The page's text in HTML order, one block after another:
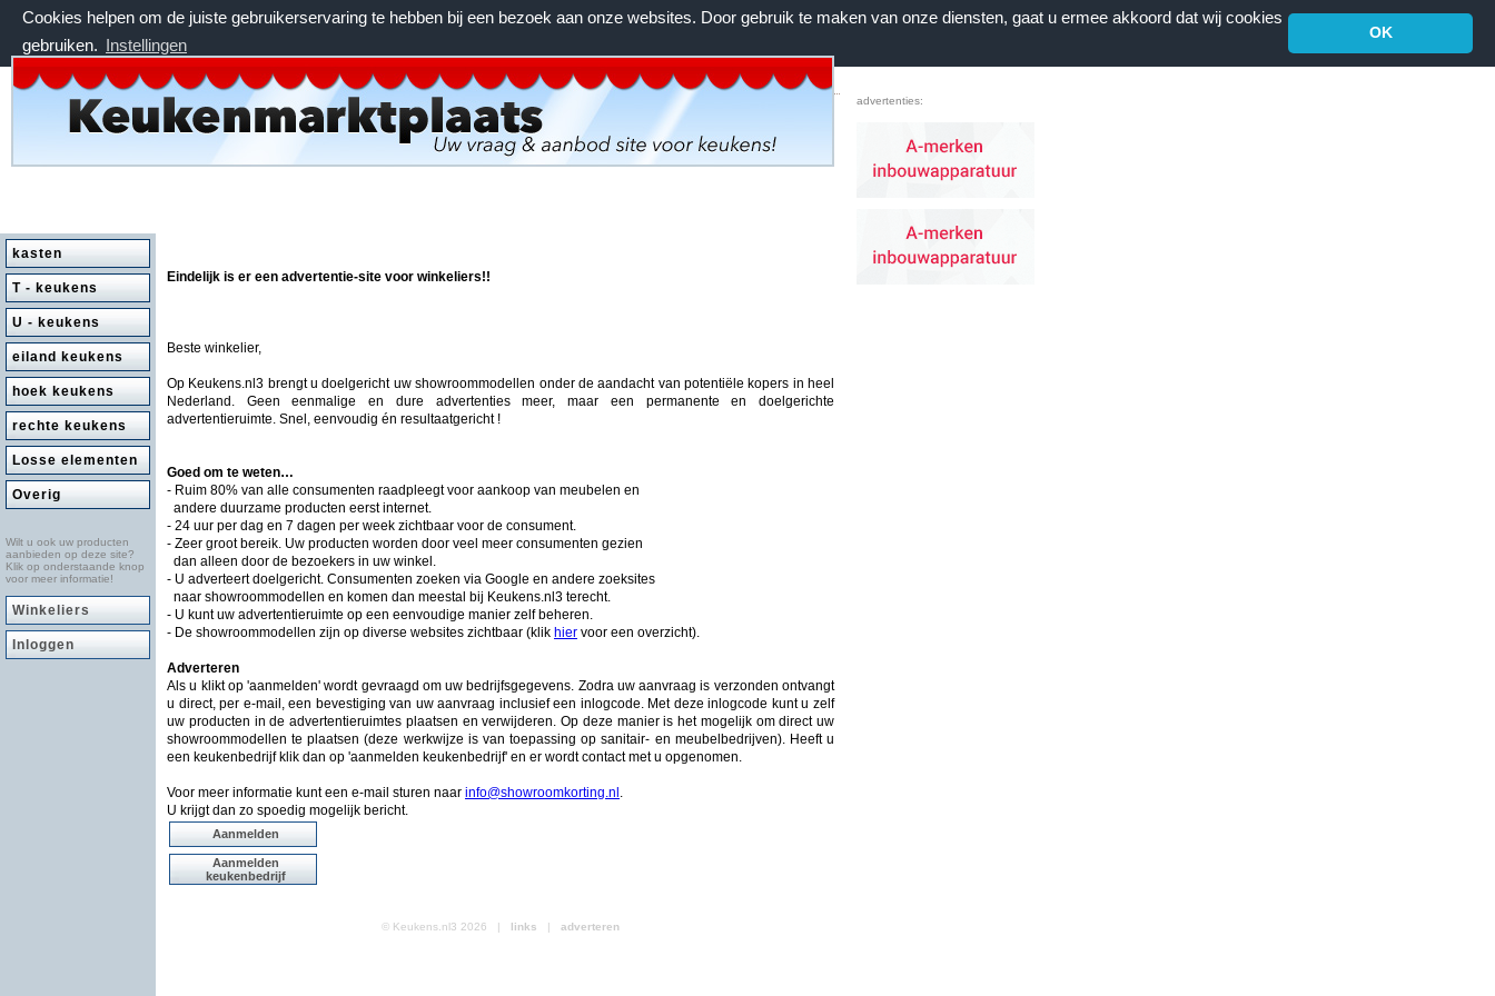
Cookies helpen om de juiste gebruikerservaring te hebben bij een bezoek aan onze websites. Door gebruik te maken van onze diensten, gaat u ermee akkoord dat wij cookies
gebruiken. Instellingen
OK
vrijdag 7 augustus 2026, 03:32 uur
Home | Voorwaarden | Contact Favorieten
advertenties:
kasten
T - keukens
U - keukens
eiland keukens
hoek keukens
rechte keukens
Losse elementen
Overig
Wilt u ook uw producten
aanbieden op deze site?
Klik op onderstaande knop
voor meer informatie!
Winkeliers
Inloggen
Eindelijk is er een advertentie-site voor winkeliers!!
Beste winkelier,
Op Keukens.nl3 brengt u doelgericht uw showroommodellen onder de aandacht van potentiële kopers in heel
Nederland. Geen eenmalige en dure advertenties meer, maar een permanente en doelgerichte
advertentieruimte. Snel, eenvoudig én resultaatgericht !
Goed om te weten…
- Ruim 80% van alle consumenten raadpleegt voor aankoop van meubelen en
andere duurzame producten eerst internet.
- 24 uur per dag en 7 dagen per week zichtbaar voor de consument.
- Zeer groot bereik. Uw producten worden door veel meer consumenten gezien
dan alleen door de bezoekers in uw winkel.
- U adverteert doelgericht. Consumenten zoeken via Google en andere zoeksites
naar showroommodellen en komen dan meestal bij Keukens.nl3 terecht.
- U kunt uw advertentieruimte op een eenvoudige manier zelf beheren.
- De showroommodellen zijn op diverse websites zichtbaar (klik hier voor een overzicht).
Adverteren
Als u klikt op 'aanmelden' wordt gevraagd om uw bedrijfsgegevens. Zodra uw aanvraag is verzonden ontvangt
u direct, per e-mail, een bevestiging van uw aanvraag inclusief een inlogcode. Met deze inlogcode kunt u zelf
uw producten in de advertentieruimtes plaatsen en verwijderen. Op deze manier is het mogelijk om direct uw
showroommodellen te plaatsen (deze werkwijze is van toepassing op sanitair- en meubelbedrijven). Heeft u
een keukenbedrijf klik dan op 'aanmelden keukenbedrijf' en er wordt contact met u opgenomen.
Voor meer informatie kunt een e-mail sturen naar info@showroomkorting.nl .
U krijgt dan zo spoedig mogelijk bericht.
Aanmelden
Aanmelden
keukenbedrijf
© Keukens.nl3 2026 | links | adverteren